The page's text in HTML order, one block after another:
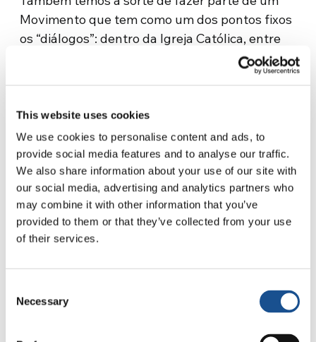
This website uses cookies
We use cookies to personalise content and ads, to
provide social media features and to analyse our traffic.
We also share information about your use of our site with
our social media, advertising and analytics partners who
may combine it with other information that you’ve
provided to them or that they’ve collected from your use
of their services.
Selection
Necessary
Movimento que tem como um dos pontos fixos
os “diálogos”: dentro da Igreja Católica, entre
Igrejas Cristãs, entre religiões; com pessoas
sem referência religiosa e com a cultura.
revista, no aplicativoCN
como nos outros 6 periódicos que publicamos:
Big, Teens, PassaParola, Nuova Umanità,
Ekklesia,Vangelo del giorno.
Qual é a relação entre a
realidade, inclusive a
jornalista não pode negar) e
a esperança que dá força
para enfrentar essa mesma